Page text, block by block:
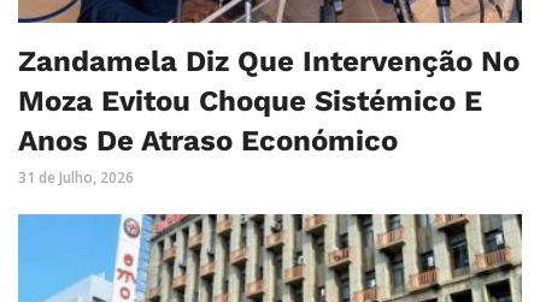
Zandamela Diz Que Intervenção No
Moza Evitou Choque Sistémico E
Anos De Atraso Económico
31 de Julho, 2026